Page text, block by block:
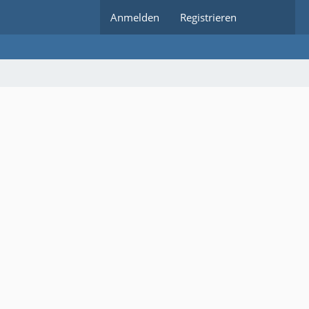
Anmelden Registrieren